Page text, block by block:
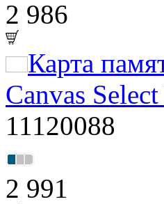
2 986
Карта
Canvas
11120088
2 991